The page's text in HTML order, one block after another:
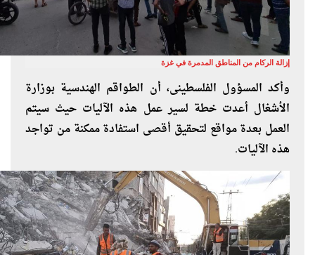
إزالة الركام من المناطق المدمرة في غزة
وأكد المسؤول الفلسطينى، أن الطواقم الهندسية بوزارة
الأشغال أعدت خطة لسير عمل هذه الآليات حيث سيتم
العمل بعدة مواقع لتحقيق أقصى استفادة ممكنة من تواجد
هذه الآليات.